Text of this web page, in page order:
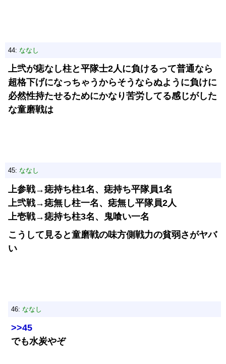
44: ななし
上弐が痣なし柱と平隊士2人に負けるって普通なら
超格下げになっちゃうからそうならぬように負けに
必然性持たせるためにかなり苦労してる感じがした
な童磨戦は
45: ななし
上参戦→痣持ち柱1名、痣持ち平隊員1名
上弐戦→痣無し柱一名、痣無し平隊員2人
上壱戦→痣持ち柱3名、鬼喰い一名
こうして見ると童磨戦の味方側戦力の貧弱さがヤバ
い
46: ななし
>>45
でも水炭やぞ